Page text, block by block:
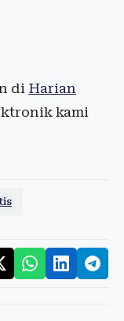
di Harian
kami